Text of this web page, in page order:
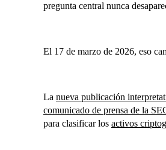
pregunta central nunca
El 17 de marzo de 2026, eso
La nueva publicación
comunicado de prensa de la
para clasificar los activos